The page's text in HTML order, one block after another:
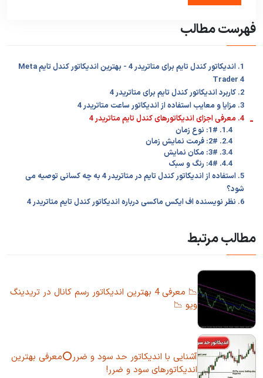
فهرست مطالب
1. اندیکاتور کندل تایم برای متاتریدر 4 - بهترین اندیکاتور کندل تایم Meta
Trader 4
2. کاربرد اندیکاتور کندل تایم برای متاتریدر 4
3. مزایا و معایب استفاده از اندیکاتور ساعت متاتریدر 4
4. معرفی اجزای اندیکاتورهای کندل تایم متاتریدر 4 -
1.4. 1#: نوع زمان
2.4. 2#: فرمت نمایش زمان
3.4. 3#: مکان نمایش
4.4. 4#: رنگ و سبک
5. استفاده از اندیکاتور کندل تایم در متاتریدر 4 به چه کسانی توصیه می
شود؟
6. نظر نویسنده اف ایکس ماکسی درباره اندیکاتور کندل تایم متاتریدر 4
مطالب مرتبط
📉 معرفی 4 بهترین اندیکاتور رسم کانال در تریدینگ
ویو 📉
آشنایی با اندیکاتور حد سود و ضرر⭕معرفی بهترین
اندیکاتورهای سود و ضرر!